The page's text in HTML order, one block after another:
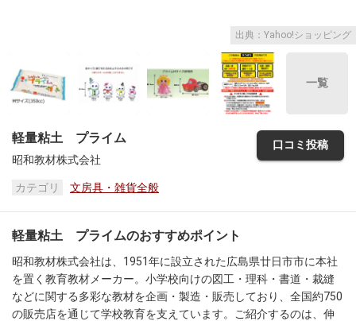
出典：Yahoo!ショッピング
一覧
軽量粘土 プライム
昭和教材株式会社
口コミ投稿
カテゴリ 文房具・雑貨全般
軽量粘土 プライムのおすすめポイント
昭和教材株式会社は、1951年に設立された広島県廿日市市に本社
を置く教育教材メーカー。小学校向けの図工・理科・書道・裁縫
などに関する多彩な教材を企画・製造・販売しており、全国約750
の販売店を通じて学校教育を支えています。ご紹介するのは、伸